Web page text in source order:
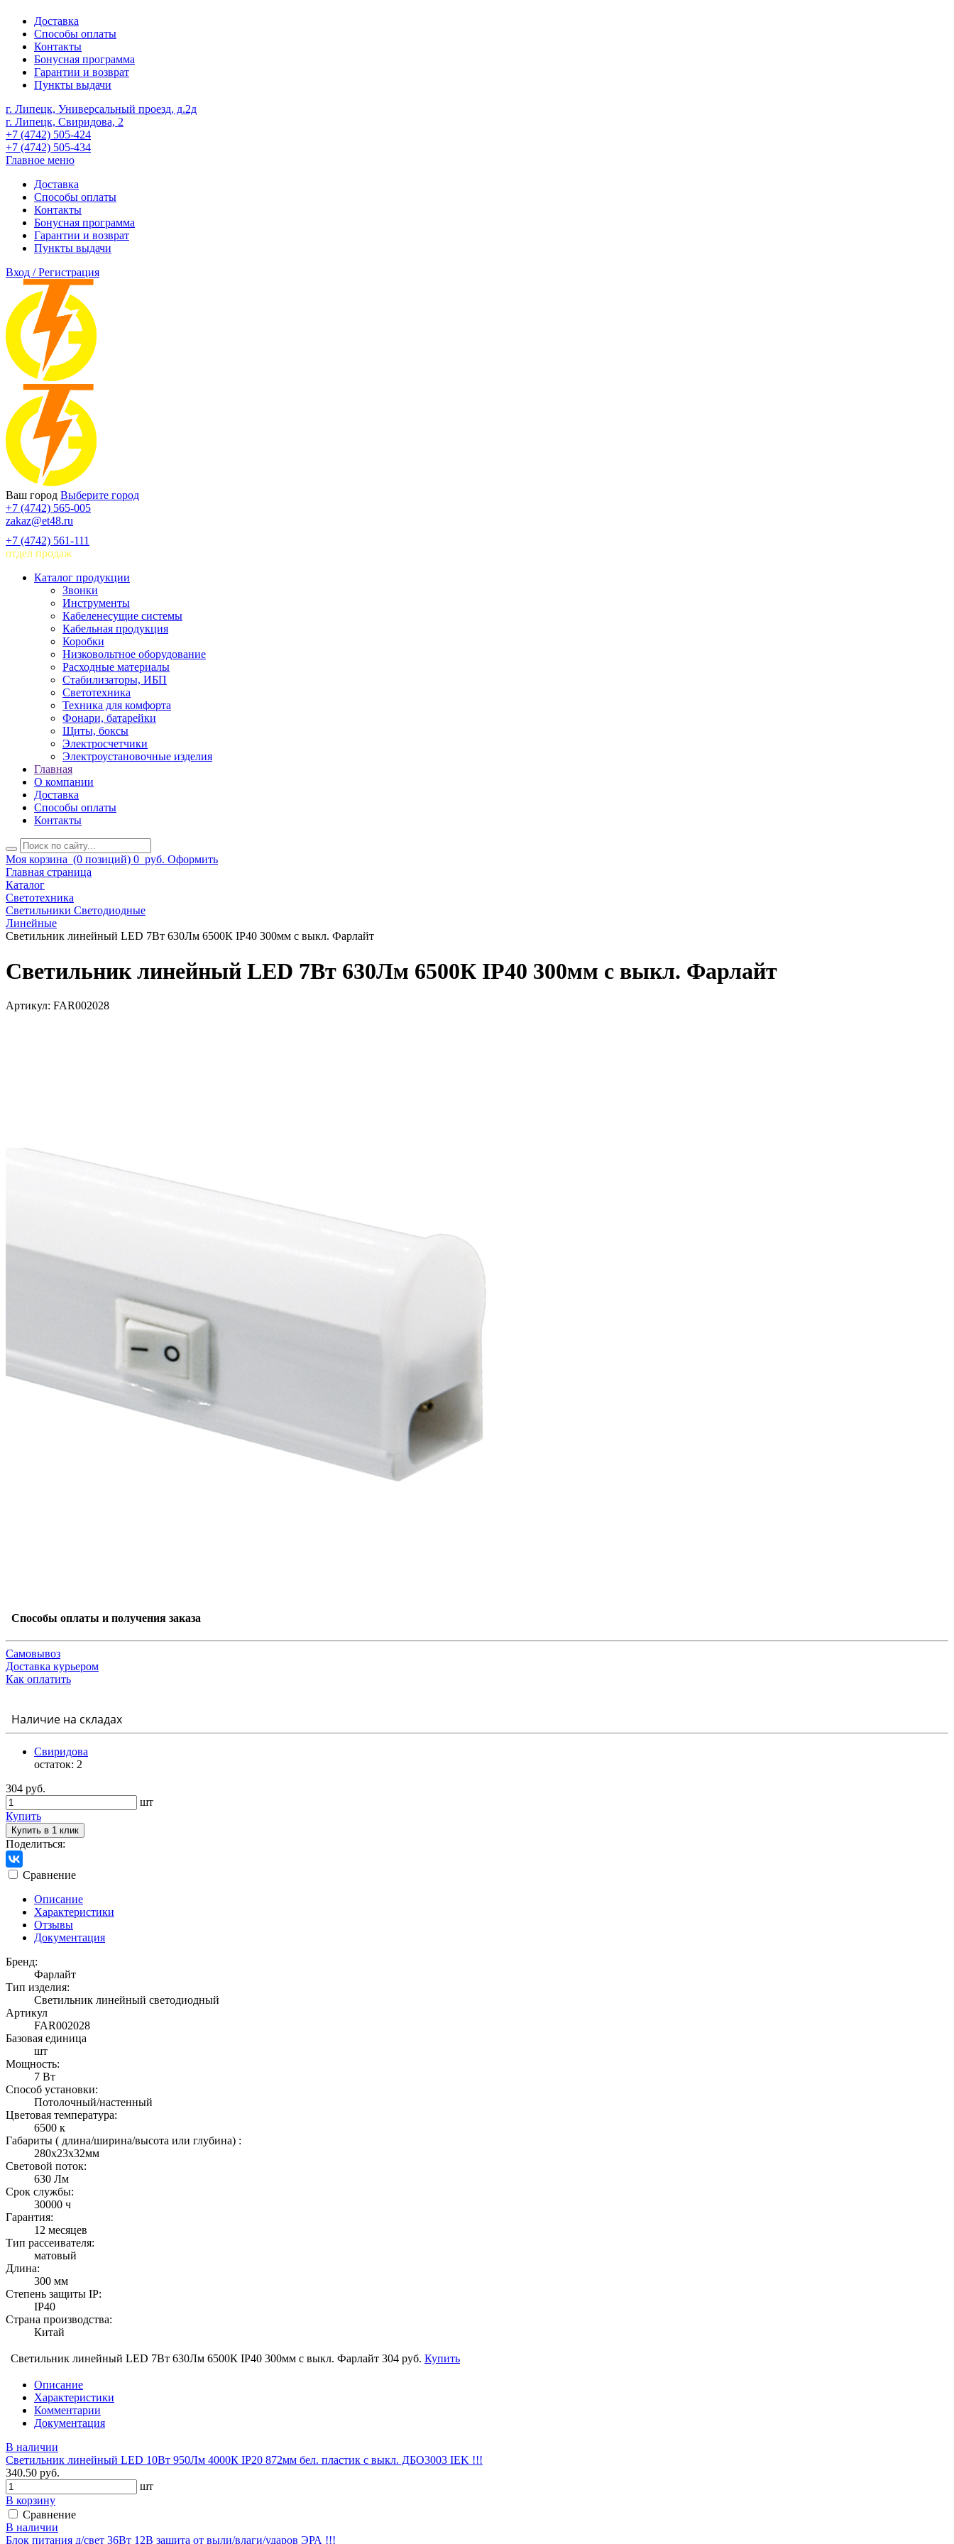
Доставка
Способы оплаты
Контакты
Бонусная программа
Гарантии и возврат
Пункты выдачи
г. Липецк, Универсальный проезд, д.2д
г. Липецк, Свиридова, 2
+7 (4742) 505-424
+7 (4742) 505-434
Главное меню
Доставка
Способы оплаты
Контакты
Бонусная программа
Гарантии и возврат
Пункты выдачи
Вход / Регистрация
Ваш город Выберите город
+7 (4742) 565-005
zakaz@et48.ru
+7 (4742) 561-111
отдел продаж
Каталог продукции
Звонки
Инструменты
Кабеленесущие системы
Кабельная продукция
Коробки
Низковольтное оборудование
Расходные материалы
Стабилизаторы, ИБП
Светотехника
Техника для комфорта
Фонари, батарейки
Щиты, боксы
Электросчетчики
Электроустановочные изделия
Главная
О компании
Доставка
Способы оплаты
Контакты
Моя корзина (0 позиций) 0 руб. Оформить
Главная страница
Каталог
Светотехника
Светильники Светодиодные
Линейные
Светильник линейный LED 7Вт 630Лм 6500К IP40 300мм с выкл. Фарлайт
Светильник линейный LED 7Вт 630Лм 6500К IP40 300мм с выкл. Фарлайт
Артикул: FAR002028
Способы оплаты и получения заказа
Самовывоз
Доставка курьером
Как оплатить
Наличие на складах
Свиридова
остаток: 2
304 руб.
шт
Купить
Купить в 1 клик
Поделиться:
Сравнение
Описание
Характеристики
Отзывы
Документация
Бренд:
Фарлайт
Тип изделия:
Светильник линейный светодиодный
Артикул
FAR002028
Базовая единица
шт
Мощность:
7 Вт
Способ установки:
Потолочный/настенный
Цветовая температура:
6500 к
Габариты ( длина/ширина/высота или глубина) :
280х23х32мм
Световой поток:
630 Лм
Срок службы:
30000 ч
Гарантия:
12 месяцев
Тип рассеивателя:
матовый
Длина:
300 мм
Степень защиты IP:
IP40
Страна производства:
Китай
Светильник линейный LED 7Вт 630Лм 6500К IP40 300мм с выкл. Фарлайт 304 руб. Купить
Описание
Характеристики
Комментарии
Документация
В наличии
Светильник линейный LED 10Вт 950Лм 4000К IP20 872мм бел. пластик с выкл. ДБО3003 IEK !!!
340.50 руб.
шт
В корзину
Сравнение
В наличии
Блок питания д/свет 36Вт 12В защита от выли/влаги/ударов ЭРА !!!